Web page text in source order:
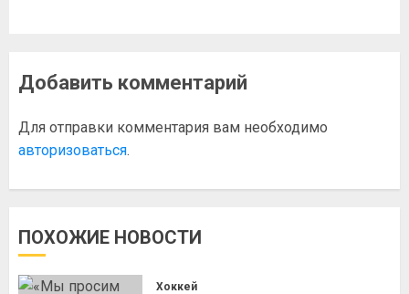
Добавить комментарий
Для отправки комментария вам необходимо
авторизоваться.
ПОХОЖИЕ НОВОСТИ
Хоккей